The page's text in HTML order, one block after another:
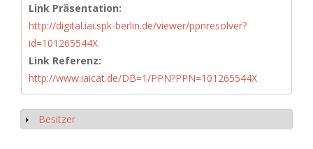
Link Präsentation:
http://digital.iai.spk-berlin.de/viewer/ppnresolver?
id=101265544X
Link Referenz:
http://www.iaicat.de/DB=1/PPN?PPN=101265544X
Show
Besitzer